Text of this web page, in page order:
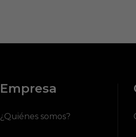
Empresa
¿Quiénes somos?